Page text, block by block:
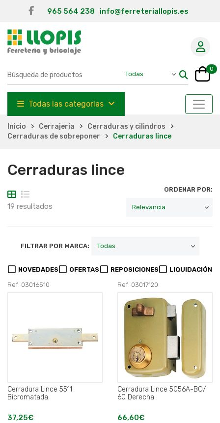
965 564 238 info@ferreteriallopis.es
0
Todas las categorías
Inicio Cerrajeria
Cerraduras y cilindros
Cerraduras de sobreponer
Cerraduras lince
Cerraduras lince
19 resultados
ORDENAR POR:
FILTRAR POR MARCA:
NOVEDADES OFERTAS REPOSICIONES LIQUIDACIÓN
Ref: 03016510
Cerradura Lince 5511
Bicromatada.
37,25€
Ref: 03017120
Cerradura Lince 5056A-BO/
60 Derecha .
66,60€